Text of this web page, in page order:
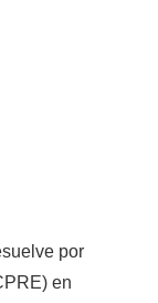
por
en